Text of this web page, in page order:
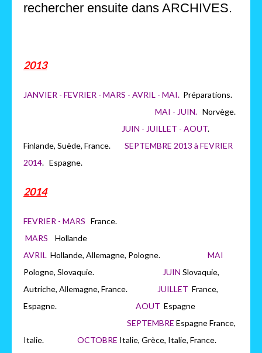
rechercher ensuite dans ARCHIVES.
2013
JANVIER - FEVRIER - MARS - AVRIL - MAI. Préparations.
MAI - JUIN. Norvège.
JUIN - JUILLET - AOUT.
Finlande, Suède, France. SEPTEMBRE 2013 à FEVRIER
2014. Espagne.
2014
FEVRIER - MARS France.
MARS Hollande
AVRIL Hollande, Allemagne, Pologne. MAI
Pologne, Slovaquie.
JUIN Slovaquie,
Autriche, Allemagne, France.
JUILLET France,
Espagne. AOUT Espagne
SEPTEMBRE Espagne France,
Italie. OCTOBRE Italie, Grèce, Italie, France.